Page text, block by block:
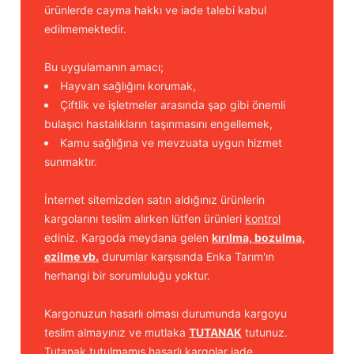
ürünlerde cayma hakkı ve iade talebi kabul
edilmemektedir.
Bu uygulamanın amacı;
Hayvan sağlığını korumak,
Çiftlik ve işletmeler arasında şap gibi önemli
bulaşıcı hastalıkların taşınmasını engellemek,
Kamu sağlığına ve mevzuata uygun hizmet
sunmaktır.
İnternet sitemizden satın aldığınız ürünlerin
kargolarını teslim alırken lütfen ürünleri kontrol
ediniz. Kargoda meydana gelen kırılma, bozulma,
ezilme vb. durumlar karşısında Enka Tarım'ın
herhangi bir sorumluluğu yoktur.
Kargonuzun hasarlı olması durumunda kargoyu
teslim almayınız ve mutlaka TUTANAK tutunuz.
Tutanak tutulmamış hasarlı kargolar iade